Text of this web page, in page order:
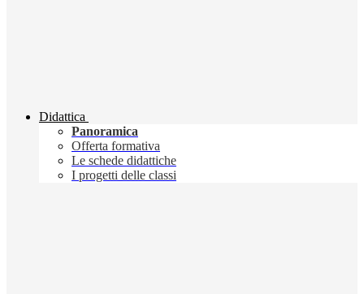
Didattica
Panoramica
Offerta formativa
Le schede didattiche
I progetti delle classi